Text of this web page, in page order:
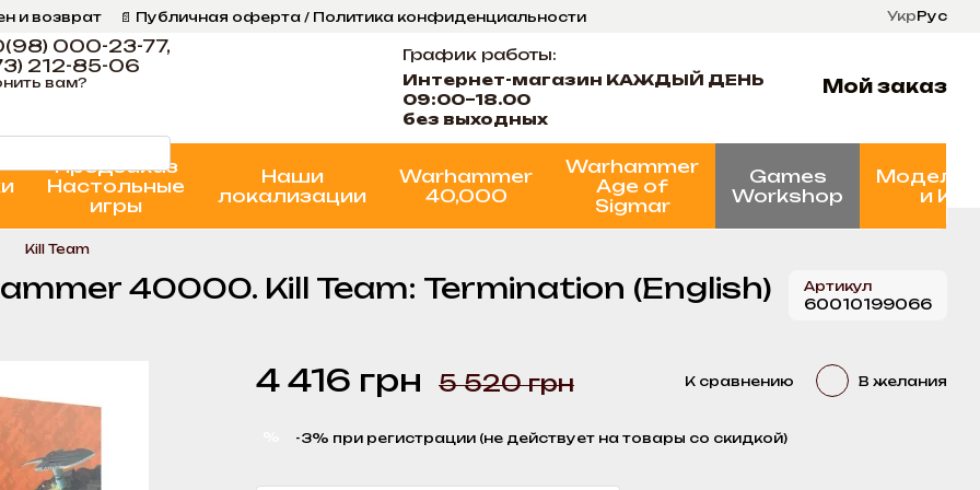
и возврат
📄 Публичная оферта / Политика конфиденциальности
📞 Контакты Ігрова Майстерня
УкрРус
000-23-77,
212-85-06
вам?
График работы:
Интернет-магазин КАЖДЫЙ ДЕНЬ
09:00–18.00
без выходных
Мой заказ
Предзаказ
Настольные
игры
Наши
локализации
Warhammer
40,000
Warhammer
Age of
Sigmar
Games
Workshop
и
Kill Team
40000. Kill Team: Termination (English) Артикул
60010199066
4 416 грн 5 520 грн К сравнению В желания
-3% при регистрации (не действует на товары со скидкой)